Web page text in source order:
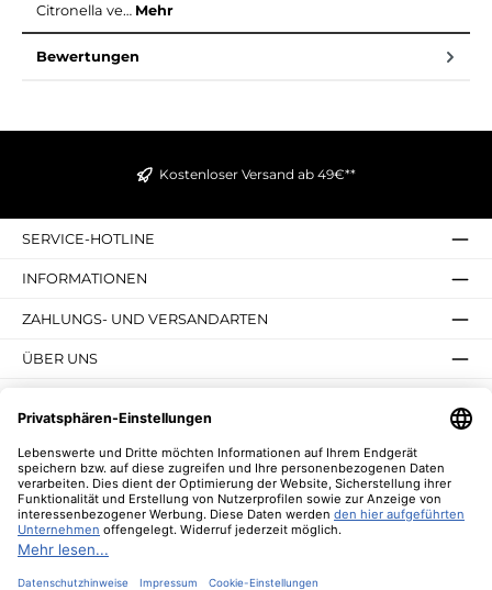
Citronella ve… Mehr
Bewertungen
Kostenloser Versand ab 49€**
SERVICE-HOTLINE
INFORMATIONEN
ZAHLUNGS- UND VERSANDARTEN
ÜBER UNS
NEWSLETTER
* Alle Preise inkl. gesetzl. Mehrwertsteuer zzgl.
Nachnahmegebühren, wenn nicht anders angegeben.